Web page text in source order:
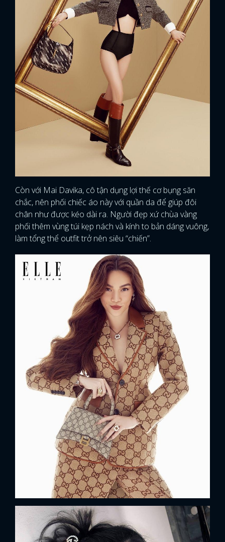
Còn với Mai Davika, cô tận dụng lợi thế cơ bụng săn
chắc, nên phối chiếc áo này với quần da để giúp đôi
chân như được kéo dài ra. Người đẹp xứ chùa vàng
phối thêm vùng túi kẹp nách và kính to bản dáng vuông,
làm tổng thể outfit trở nên siêu “chiến”.